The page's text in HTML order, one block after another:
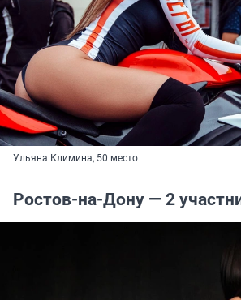
Ульяна Климина, 50 место
Ростов-на-Дону — 2